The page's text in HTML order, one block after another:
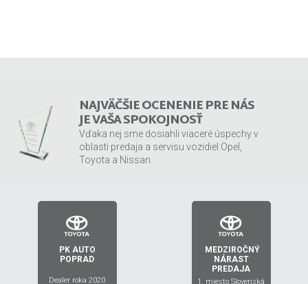
NAJVÄČŠIE OCENENIE PRE NÁS
JE VAŠA SPOKOJNOSŤ
Vďaka nej sme dosiahli viaceré úspechy v
oblasti predaja a servisu vozidiel Opel,
Toyota a Nissan.
2020
PK AUTO
POPRAD
Dealer roka 2020
2019
MEDZIROČNÝ
NÁRAST
PREDAJA
1. miesto Slovenská